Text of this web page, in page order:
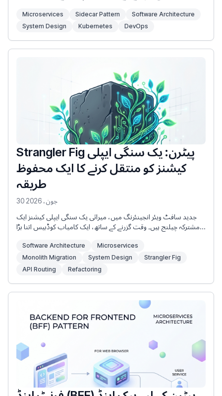
کوشش کرنے کے طریقہ کار کو نافذ کرنا، اور دیگر خدمات کے ساتھ
محفوظ مواصلات کو مربوط کرنا چاہیے۔
Microservices Sidecar Pattern
Software Architecture
System Design
Kubernetes DevOps
Strangler Fig پیٹرن: یک سنگی ایپلی
کیشنز کو منتقل کرنے کا ایک محفوظ
طریقہ
30 جون، 2026
جدید سافٹ ویئر انجینئرنگ میں، میراثی یک سنگی ایپلی کیشنز ایک
مشترکہ چیلنج ہیں۔ وقت گزرنے کے ساتھ، ایک کامیاب کوڈبیس اتنا بڑا
گھنٹے لگتے ہیں، اور انفرادی خصوصیات کو پیمانہ کرنا عملی طور پر
ناممکن ہے۔
Software Architecture
Microservices
Monolith Migration
System Design
Strangler Fig
API Routing
Refactoring